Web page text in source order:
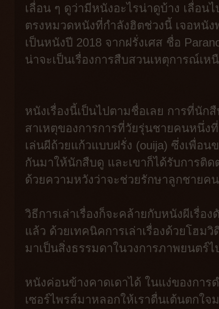
เลื่อน ๆ ดูว่ามีหนังอะไรน่าดูบ้าง เลื่อน
ตรงหมวดหนังที่กำลังฮิตช่วงนี้ เจอหนั
เป็นหนังปี 2018 จากฝรั่งเศส ชื่อ
น่าจะเป็นเรื่องการสืบสวนเหตุการณ์เห
หนังเรื่องนี้เป็นไปตามชื่อเลย การที่นัก
สาเหตุของการการที่วัยรุ่นชายคนหนึ่
เล่นผีถ้วยแก้วแบบฝรั่ง (ouija) ซึ่งเพื่อ
กันมาให้นักสืบดู และเขาก็ได้รับการติ
ด้วยความหวังว่าจะช่วยรักษาลูกชายค
วิธีการเล่าเรื่องก็จะคล้ายกับหนังผีเรื่อ
แล้ว ด้วยเทคนิคการเล่าเรื่องด้วยโฮม
มาเป็นสิ่งธรรมดาในวงการภาพยนตร์ไ
หนังค่อนข้างคาดเดาได้ ในแง่ของการ
เซอร์ไพรส์มาหลอกให้เราตื่นเต้นตกใ